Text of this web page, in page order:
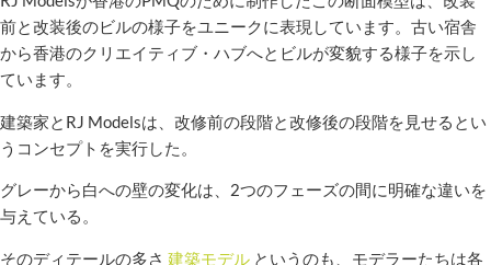
前と改装後のビルの様子をユニークに表現しています。古い宿舎
から香港のクリエイティブ・ハブへとビルが変貌する様子を示し
ています。
建築家とRJ Modelsは、改修前の段階と改修後の段階を見せるとい
うコンセプトを実行した。
グレーから白への壁の変化は、2つのフェーズの間に明確な違いを
与えている。
そのディテールの多さ 建築モデル というのも、モデラーたちは各